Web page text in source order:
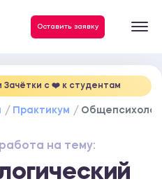
Оставить заявку
c ❤️ к студентам
Практикум
на тему: